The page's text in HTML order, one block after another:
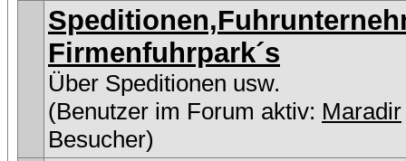
Firmenfuhrpark´s
Über Speditionen usw.
(Benutzer im Forum aktiv: Maradir
Besucher)